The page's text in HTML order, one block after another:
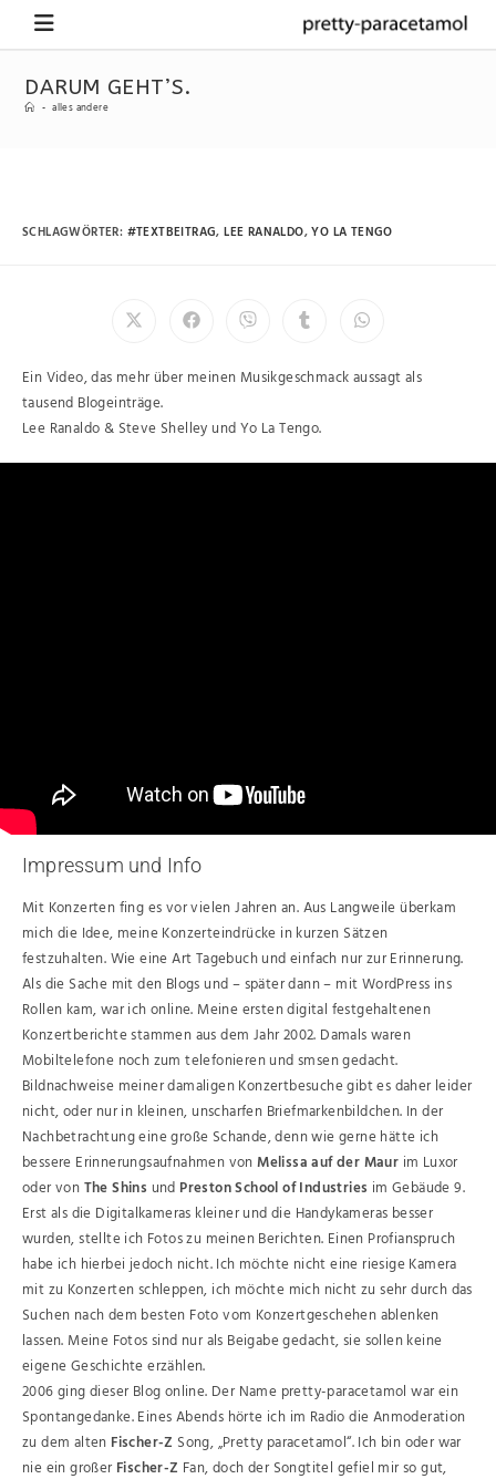
DARUM GEHT’S.
- alles andere
SCHLAGWÖRTER: #TEXTBEITRAG, LEE RANALDO,YO LA TENGO
Ein Video, das mehr über meinen Musikgeschmack aussagt als
tausend Blogeinträge.
Lee Ranaldo & Steve Shelley und Yo La Tengo.
Impressum und Info
Mit Konzerten fing es vor vielen Jahren an. Aus Langweile überkam
mich die Idee, meine Konzerteindrücke in kurzen Sätzen
festzuhalten. Wie eine Art Tagebuch und einfach nur zur Erinnerung.
Als die Sache mit den Blogs und – später dann – mit WordPress ins
Rollen kam, war ich online. Meine ersten digital festgehaltenen
Konzertberichte stammen aus dem Jahr 2002. Damals waren
Mobiltelefone noch zum telefonieren und smsen gedacht.
Bildnachweise meiner damaligen Konzertbesuche gibt es daher leider
nicht, oder nur in kleinen, unscharfen Briefmarkenbildchen. In der
Nachbetrachtung eine große Schande, denn wie gerne hätte ich
bessere Erinnerungsaufnahmen vonMelissa auf der Maur im Luxor
oder vonThe Shins und Preston School of Industries im Gebäude 9.
Erst als die Digitalkameras kleiner und die Handykameras besser
wurden, stellte ich Fotos zu meinen Berichten. Einen Profianspruch
habe ich hierbei jedoch nicht. Ich möchte nicht eine riesige Kamera
mit zu Konzerten schleppen, ich möchte mich nicht zu sehr durch das
Suchen nach dem besten Foto vom Konzertgeschehen ablenken
lassen. Meine Fotos sind nur als Beigabe gedacht, sie sollen keine
eigene Geschichte erzählen.
2006 ging dieser Blog online. Der Name pretty-paracetamol war ein
Spontangedanke. Eines Abends hörte ich im Radio die Anmoderation
zu dem alten Fischer-Z Song, „Pretty paracetamol“. Ich bin oder war
nie ein großer Fischer-Z Fan, doch der Songtitel gefiel mir so gut,